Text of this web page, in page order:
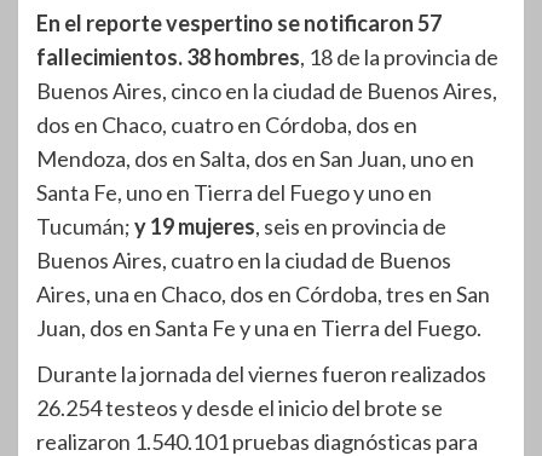
En el reporte vespertino se notificaron 57
fallecimientos.38 hombres, 18 de la provincia de
Buenos Aires, cinco en la ciudad de Buenos Aires,
dos en Chaco, cuatro en Córdoba, dos en
Mendoza, dos en Salta, dos en San Juan, uno en
Santa Fe, uno en Tierra del Fuego y uno en
Tucumán;y 19 mujeres, seis en provincia de
Buenos Aires, cuatro en la ciudad de Buenos
Aires, una en Chaco, dos en Córdoba, tres en San
Juan, dos en Santa Fe y una en Tierra del Fuego.
Durante la jornada del viernes fueron realizados
26.254 testeos y desde el inicio del brote se
realizaron 1.540.101 pruebas diagnósticas para